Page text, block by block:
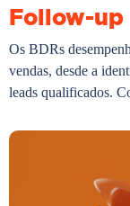
Follow-up
Os BDRs
vendas, desde a
leads qualificados.